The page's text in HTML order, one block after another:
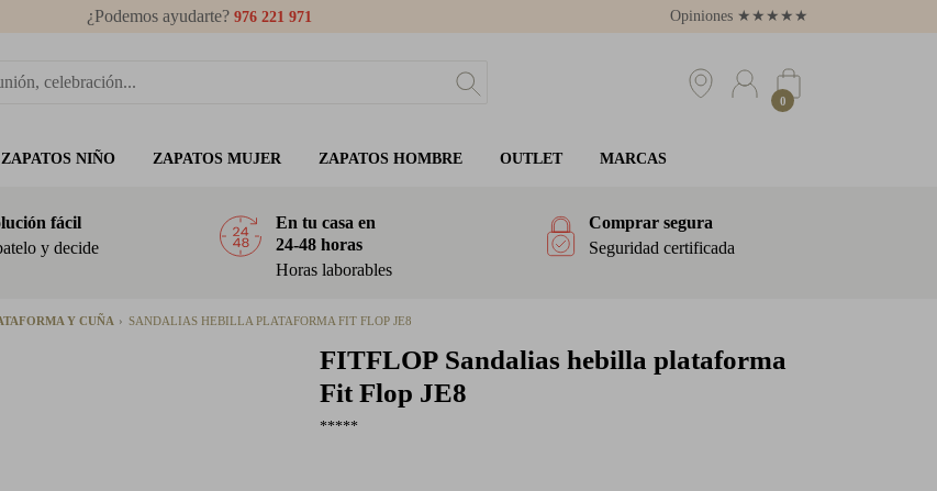
¿Podemos ayudarte? 976 221 971 Opiniones ★ ★ ★ ★ ★
0
ZAPATOS NIÑO ZAPATOS MUJER ZAPATOS HOMBRE OUTLET MARCAS
fácil
y decide
En tu casa en
24-48 horas
Horas laborables
Comprar segura
Seguridad certificada
Y CUÑA SANDALIAS HEBILLA PLATAFORMA FIT FLOP JE8
FITFLOP Sandalias hebilla plataforma
Fit Flop JE8
*****